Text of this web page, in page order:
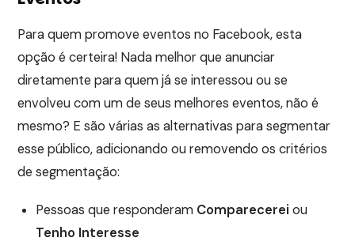
Para quem promove eventos no Facebook, esta
opção é certeira! Nada melhor que anunciar
diretamente para quem já se interessou ou se
envolveu com um de seus melhores eventos, não é
mesmo? E são várias as alternativas para segmentar
esse público, adicionando ou removendo os critérios
de segmentação:
Pessoas que responderam Comparecerei ou
Tenho Interesse